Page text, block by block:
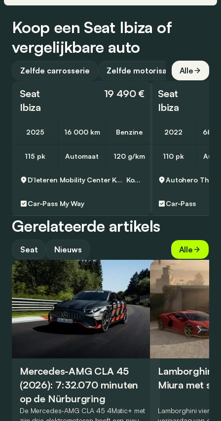
Koop een Seat Ibiza of
vergelijkbare auto
Zelfde carrosserie Zelfde motorisatie Alle
Seat
Ibiza
19 490 €
2025 16 000 km Benzine
115 pk Automaat 120 g/km
D’Ieteren Mobility Center Kontich - Seat Kontich
Car-Pass My Way
Seat
Ibiza
2022 68
110 pk
Autohero
Car-Pass
Gerelateerde artikels
Seat Nieuws Alle
Mercedes-AMG CLA 45
(2026): 7:32.070 minuten
op de Nürburgring
De Mercedes-AMG CLA 45 4Matic+ met
Lamborghini
Miura met
Lamborghini viert